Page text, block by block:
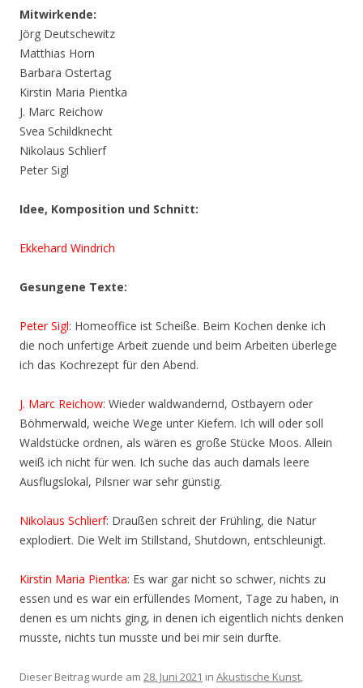
Mitwirkende:
Jörg Deutschewitz
Matthias Horn
Barbara Ostertag
Kirstin Maria Pientka
J. Marc Reichow
Svea Schildknecht
Nikolaus Schlierf
Peter Sigl
Idee, Komposition und Schnitt:
Ekkehard Windrich
Gesungene Texte:
Peter Sigl: Homeoffice ist Scheiße. Beim Kochen denke ich
die noch unfertige Arbeit zuende und beim Arbeiten überlege
ich das Kochrezept für den Abend.
J. Marc Reichow: Wieder waldwandernd, Ostbayern oder
Böhmerwald, weiche Wege unter Kiefern. Ich will oder soll
Waldstücke ordnen, als wären es große Stücke Moos. Allein
weiß ich nicht für wen. Ich suche das auch damals leere
Ausflugslokal, Pilsner war sehr günstig.
Nikolaus Schlierf: Draußen schreit der Frühling, die Natur
explodiert. Die Welt im Stillstand, Shutdown, entschleunigt.
Kirstin Maria Pientka: Es war gar nicht so schwer, nichts zu
essen und es war ein erfüllendes Moment, Tage zu haben, in
denen es um nichts ging, in denen ich eigentlich nichts denken
musste, nichts tun musste und bei mir sein durfte.
Dieser Beitrag wurde am 28. Juni 2021 in Akustische Kunst,